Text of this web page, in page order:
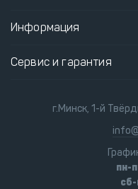
Информация
Сервис и гарантия
г.Минск, 1-й
пн-
сб-